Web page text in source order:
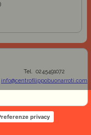
Tel. 0245491072
info@centrofilippobuonarroti.com
privacy